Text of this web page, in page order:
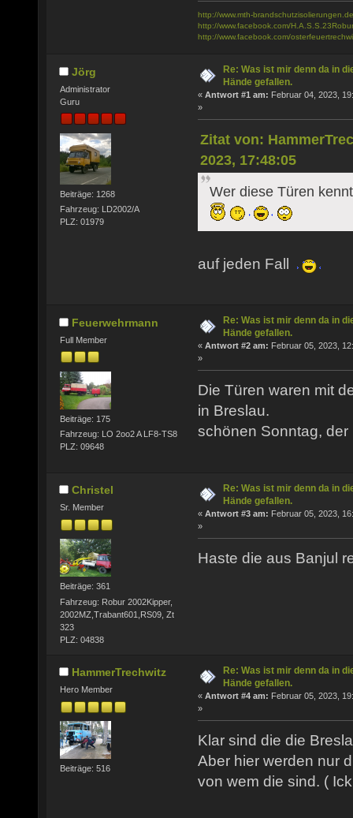
http://www.mth-
http://www.facebook.com/H.A.S.S.23Robur
http://www.facebook.com/
Jörg
Administrator
Guru
Beiträge: 1268
Fahrzeug: LD2002/A
PLZ: 01979
Re: Was ist mir denn da in
Hände gefallen.
« Antwort #1 am: Februar 04, 2023,
»
Zitat von:
2023, 17:48:05
Wer diese Türen
auf jeden Fall
Feuerwehrmann
Full Member
Beiträge: 175
Fahrzeug: LO 2oo2 A LF8-TS8
PLZ: 09648
Re: Was ist mir denn da in
Hände gefallen.
« Antwort #2 am: Februar 05, 2023,
»
Die Türen waren mit
in Breslau.
schönen Sonntag,
Christel
Sr. Member
Beiträge: 361
Fahrzeug: Robur 2002Kipper,
2002MZ,Trabant601,RS09, Zt
323
PLZ: 04838
Re: Was ist mir denn da in
Hände gefallen.
« Antwort #3 am: Februar 05, 2023,
»
Haste die aus Banjul
HammerTrechwitz
Hero Member
Beiträge: 516
Re: Was ist mir denn da in
Hände gefallen.
« Antwort #4 am: Februar 05, 2023,
»
Klar sind die die
Aber hier werden nur
von wem die sind. (